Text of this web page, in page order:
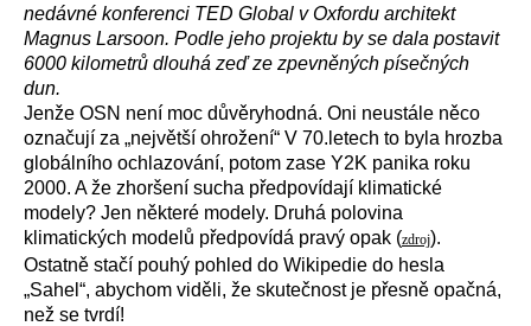
nedávné konferenci TED Global v Oxfordu architekt
Magnus Larsoon. Podle jeho projektu by se dala postavit
6000 kilometrů dlouhá zeď ze zpevněných písečných
dun.
Jenže OSN není moc důvěryhodná. Oni neustále něco
označují za „největší ohrožení“ V 70.letech to byla hrozba
globálního ochlazování, potom zase Y2K panika roku
2000. A že zhoršení sucha předpovídají klimatické
modely? Jen některé modely. Druhá polovina
klimatických modelů předpovídá pravý opak (zdroj).
Ostatně stačí pouhý pohled do Wikipedie do hesla
„Sahel“, abychom viděli, že skutečnost je přesně opačná,
než se tvrdí!